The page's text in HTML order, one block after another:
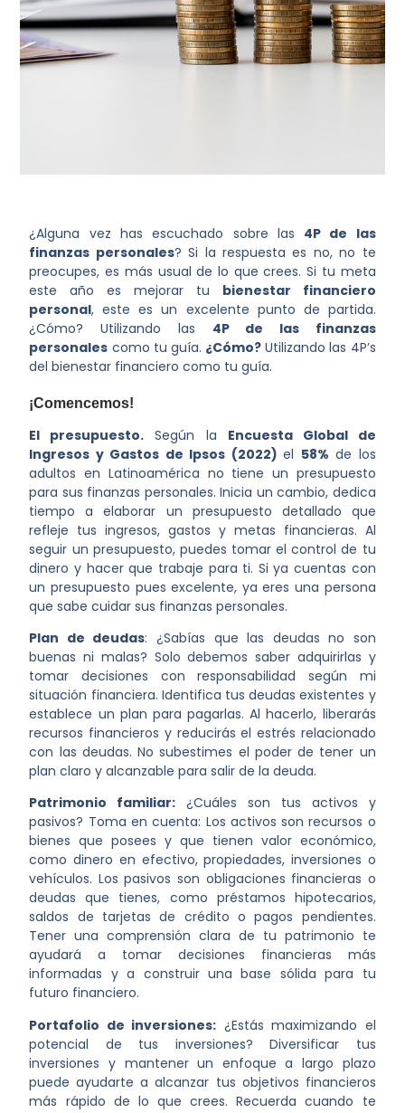
¿Alguna vez has escuchado sobre las 4P de las
finanzas personales? Si la respuesta es no, no te
preocupes, es más usual de lo que crees. Si tu meta
este año es mejorar tu bienestar financiero
personal, este es un excelente punto de partida.
¿Cómo? Utilizando las 4P de las finanzas
personales como tu guía. ¿Cómo? Utilizando las 4P’s
del bienestar financiero como tu guía.
¡Comencemos!
El presupuesto. Según la Encuesta Global de
Ingresos y Gastos de Ipsos (2022)el 58% de los
adultos en Latinoamérica no tiene un presupuesto
para sus finanzas personales. Inicia un cambio, dedica
tiempo a elaborar un presupuesto detallado que
refleje tus ingresos, gastos y metas financieras. Al
seguir un presupuesto, puedes tomar el control de tu
dinero y hacer que trabaje para ti. Si ya cuentas con
un presupuesto pues excelente, ya eres una persona
que sabe cuidar sus finanzas personales.
Plan de deudas: ¿Sabías que las deudas no son
buenas ni malas? Solo debemos saber adquirirlas y
tomar decisiones con responsabilidad según mi
situación financiera. Identifica tus deudas existentes y
establece un plan para pagarlas. Al hacerlo, liberarás
recursos financieros y reducirás el estrés relacionado
con las deudas. No subestimes el poder de tener un
plan claro y alcanzable para salir de la deuda.
Patrimonio familiar: ¿Cuáles son tus activos y
pasivos? Toma en cuenta: Los activos son recursos o
bienes que posees y que tienen valor económico,
como dinero en efectivo, propiedades, inversiones o
vehículos. Los pasivos son obligaciones financieras o
deudas que tienes, como préstamos hipotecarios,
saldos de tarjetas de crédito o pagos pendientes.
Tener una comprensión clara de tu patrimonio te
ayudará a tomar decisiones financieras más
informadas y a construir una base sólida para tu
futuro financiero.
Portafolio de inversiones: ¿Estás maximizando el
potencial de tus inversiones? Diversificar tus
inversiones y mantener un enfoque a largo plazo
puede ayudarte a alcanzar tus objetivos financieros
más rápido de lo que crees. Recuerda cuando te